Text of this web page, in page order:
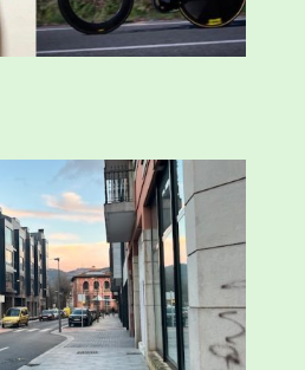
ekin
buruzko lehen